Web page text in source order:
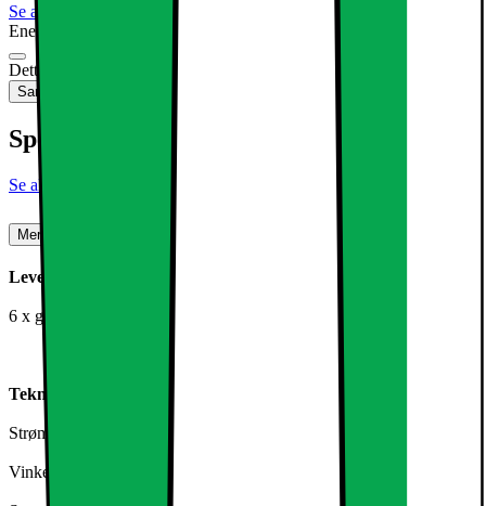
Se alle specifikationer
Energimærkning
Produktdatablad
Dette produkt er ikke tilgængeligt
Sammenlign
Specifikationer
Se alle specifikationer
Mere om produktet
Leveringsomfang:
6 x gadelampe 12W Neutral White
Teknisk information:
Strøm: 12W
Vinkel: 120 °